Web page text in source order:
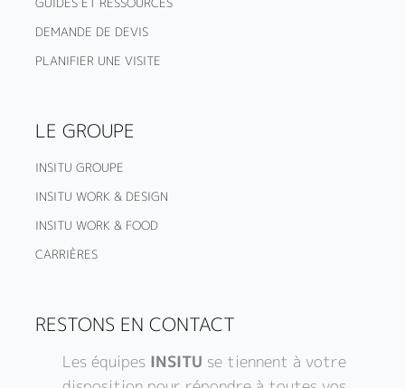
DEMANDE DE DEVIS
PLANIFIER UNE VISITE
LE GROUPE
INSITU GROUPE
INSITU WORK & DESIGN
INSITU WORK & FOOD
CARRIÈRES
RESTONS EN CONTACT
Les équipes INSITU se tiennent à votre